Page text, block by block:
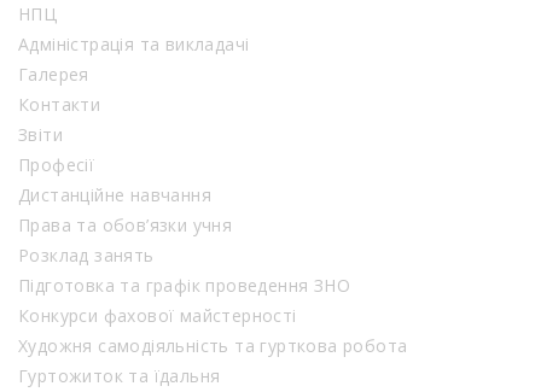
НПЦ
Адміністрація та викладачі
Галерея
Контакти
Звіти
Професії
Дистанційне навчання
Права та обов’язки учня
Розклад занять
Підготовка та графік проведення ЗНО
Конкурси фахової майстерності
Художня самодіяльність та гурткова робота
Гуртожиток та їдальня